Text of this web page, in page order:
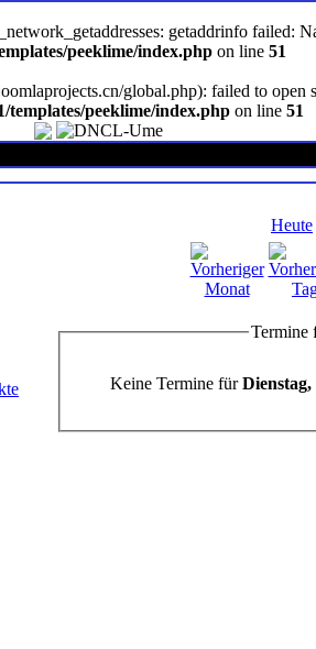
getaddrinfo failed:
peeklime/index.php on line 51
global.php): failed to
templates/peeklime/index.php on line 51
Heute
Termine
Keine Termine fürDienstag,